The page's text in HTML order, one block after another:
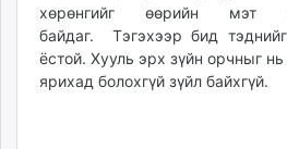
хөрөнгийг өөрийн мэт
байдаг. Тэгэхээр бид
ёстой. Хууль эрх зүйн орчныг
ярихад болохгүй зүйл байхгүй.